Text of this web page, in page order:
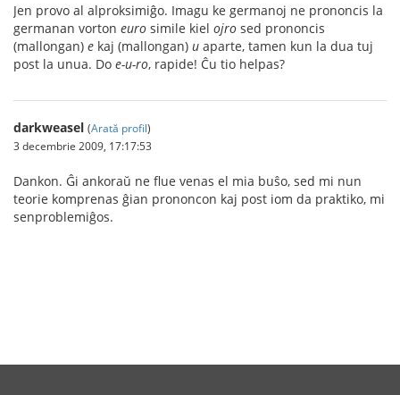
Jen provo al alproksimiĝo. Imagu ke germanoj ne prononcis la
germanan vorton euro simile kiel ojro sed prononcis
(mallongan) e kaj (mallongan) u aparte, tamen kun la dua tuj
post la unua. Do e-u-ro, rapide! Ĉu tio helpas?
darkweasel (Arată profil)
3 decembrie 2009, 17:17:53
Dankon. Ĝi ankoraŭ ne flue venas el mia buŝo, sed mi nun
teorie komprenas ĝian prononcon kaj post iom da praktiko, mi
senproblemiĝos.